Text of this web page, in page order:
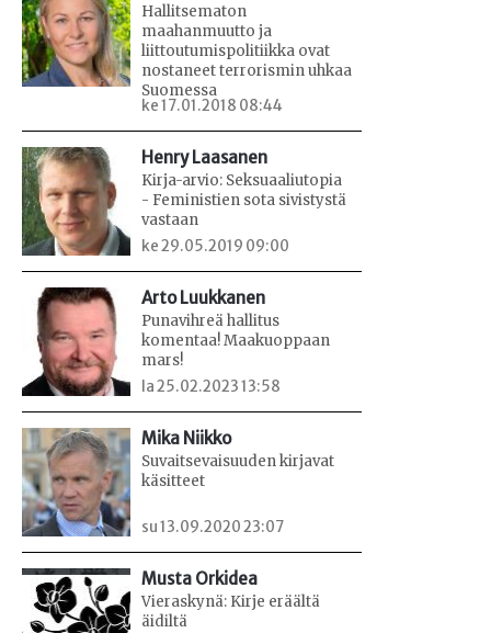
Hallitsematon
maahanmuutto ja
liittoutumispolitiikka ovat
nostaneet terrorismin uhkaa
Suomessa
ke 17.01.2018 08:44
Henry Laasanen
Kirja-arvio: Seksuaaliutopia
- Feministien sota sivistystä
vastaan
ke 29.05.2019 09:00
Arto Luukkanen
Punavihreä hallitus
komentaa! Maakuoppaan
mars!
la 25.02.2023 13:58
Mika Niikko
Suvaitsevaisuuden kirjavat
käsitteet
su 13.09.2020 23:07
Musta Orkidea
Vieraskynä: Kirje eräältä
äidiltä